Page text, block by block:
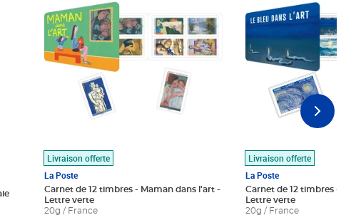
Livraison offerte
La Poste
Carnet de 12 timbres - Maman dans l'art -
Lettre verte
20g / France
Livraison offerte
La Poste
Carnet de 12 timbres - Le
Lettre verte
20g / France